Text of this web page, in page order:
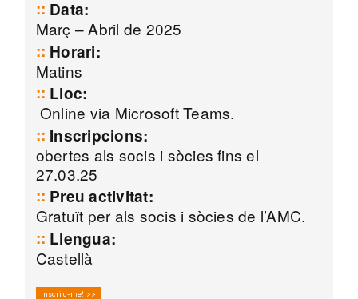
Data:
Març – Abril de 2025
Horari:
Matins
Lloc:
Online via Microsoft Teams.
Inscripcions:
obertes als socis i sòcies fins el
27.03.25
Preu activitat:
Gratuït per als socis i sòcies de l’AMC.
Llengua:
Castellà
Inscriu-me! >>